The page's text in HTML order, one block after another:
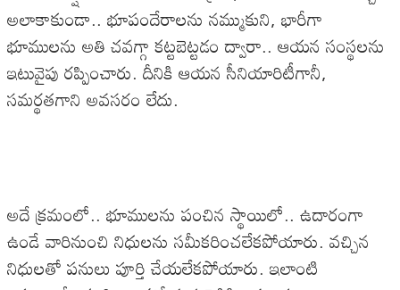
అలాకాకుండా.. భూపందేరాలను నమ్ముకుని, భారీగా
భూములను అతి చవగ్గా కట్టబెట్టడం ద్వారా.. ఆయన సంస్థలను
ఇటువైపు రప్పించారు. దీనికి ఆయన సీనియారిటీగానీ,
సమర్థతగాని అవసరం లేదు.
అదే క్రమంలో.. భూములను పంచిన స్థాయిలో.. ఉదారంగా
ఉండే వారినుంచి నిధులను సమీకరించలేకపోయారు. వచ్చిన
నిధులతో పనులు పూర్తి చేయలేకపోయారు. ఇలాంటి